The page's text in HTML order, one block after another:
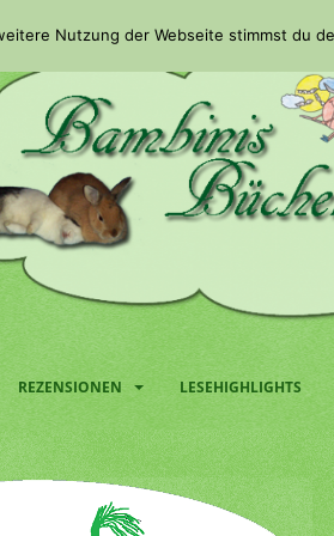
REZENSIONEN LESEHIGHLIGHTS
Nutzung der Webseite stimmst du